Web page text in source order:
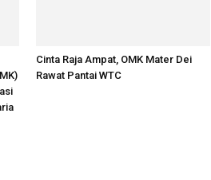
Cinta Raja Ampat, OMK Mater Dei
Rawat Pantai WTC